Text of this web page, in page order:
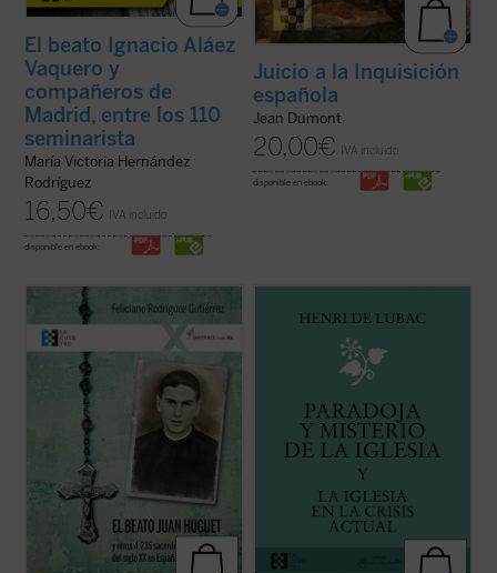
El beato Ignacio Aláez
Vaquero y
compañeros de
Madrid, entre los 110
seminarista
María Victoria Hernández
Rodríguez
16,50€ IVA incluido
disponible en ebook:
Juicio a la Inquisición
española
Jean Dumont
20,00€ IVA incluido
disponible en ebook:
Este es el primer libro sobre los 4.235
sacerdotes y seminaristas mártires del
siglo XX en España. Pequeña, pero
hermosa y precisa herramienta para
conocer una gran historia. Los mártires del
siglo XX son testigos admirables de la
(ver ficha)
cristianos en la sociedad contemporánea?
Henri de Lubac reunidos en el presente
volumen. Frente a una crisis que sacude las
raíces espirituales de Europa, el ...